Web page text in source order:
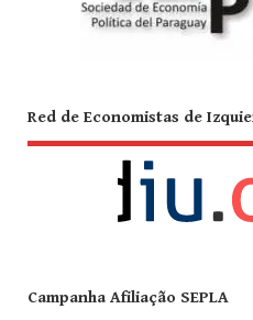
Red de Economistas de
Campanha Afiliação SEPLA